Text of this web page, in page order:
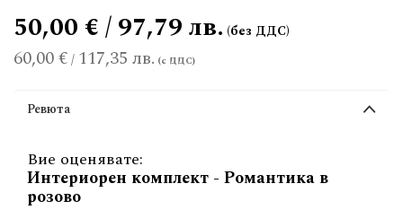
60,00 €/ 117,35 лв.
50,00 € / 97,79 лв.
Ревюта
Вие оценявате:
Интериорен комплект - Романтика в
розово